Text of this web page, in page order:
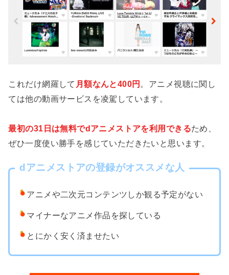
これだけ網羅して 月額なんと400円 。アニメ視聴に関し
ては他の動画サービスを凌駕しています。
最初の31日は無料でdアニメストアを利用できるため、
ぜひ一度使い勝手を感じていただきたいと思います。
dアニメストアの登録がオススメな人
アニメや二次元コンテンツしか観る予定がない
マイナーなアニメ作品を探している
とにかく安く済ませたい